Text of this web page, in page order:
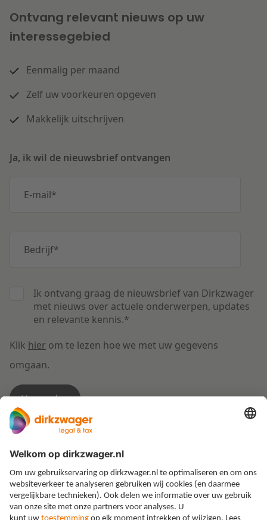
Ontvang relevant nieuws op uw
interessegebied
Eenmalig per maand
Zelf uw voorkeuren opgeven
Makkelijk uitschrijven
Ja, ik wil de nieuwsbrief ontvangen
E-mail*
Bedrijf*
Ik ontvang graag de nieuwsbrief van Dirkzwager
met nieuws over actuele onderwerpen, updates
en relevante kennis.*
Klik hier om te lezen hoe we met uw gegevens
omgaan.
Expertises
Thema’s